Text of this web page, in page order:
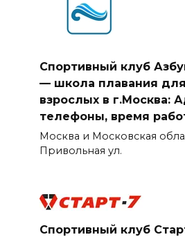
Спортивный клуб
— школа плавания
взрослых в г.Москва:
телефоны, время
Москва и Московская
Привольная ул.
Спортивный клуб